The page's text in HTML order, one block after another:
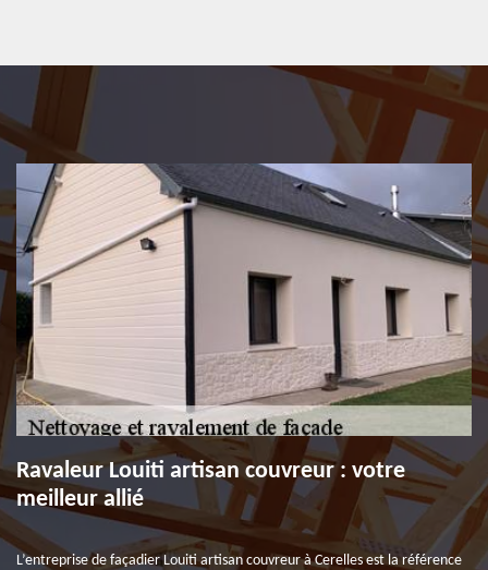
Ravaleur Louiti artisan couvreur : votre
meilleur allié
L’entreprise de façadier Louiti artisan couvreur à Cerelles est la référence